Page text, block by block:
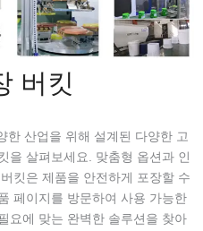
버킷
한 산업을 위해 설계된 다양한 고
을 살펴보세요. 맞춤형 옵션과 인
킷은 제품을 안전하게 포장할 수
페이지를 방문하여 사용 가능한
요에 맞는 완벽한 솔루션을 찾아